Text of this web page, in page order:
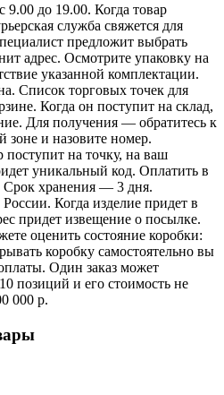
9.00 до 19.00. Когда товар
служба свяжется для
предложит выбрать
адрес. Осмотрите упаковку на
указанной комплектации.
Список торговых точек для
Когда он поступит на склад,
Для получения — обратитесь к
зоне и назовите номер.
поступит на точку, на ваш
уникальный код. Оплатить в
Срок хранения — 3 дня.
Когда изделие придет в
придет извещение о посылке.
оценить состояние коробки:
коробку самостоятельно вы
Один заказ может
позиций и его стоимость не
000 р.